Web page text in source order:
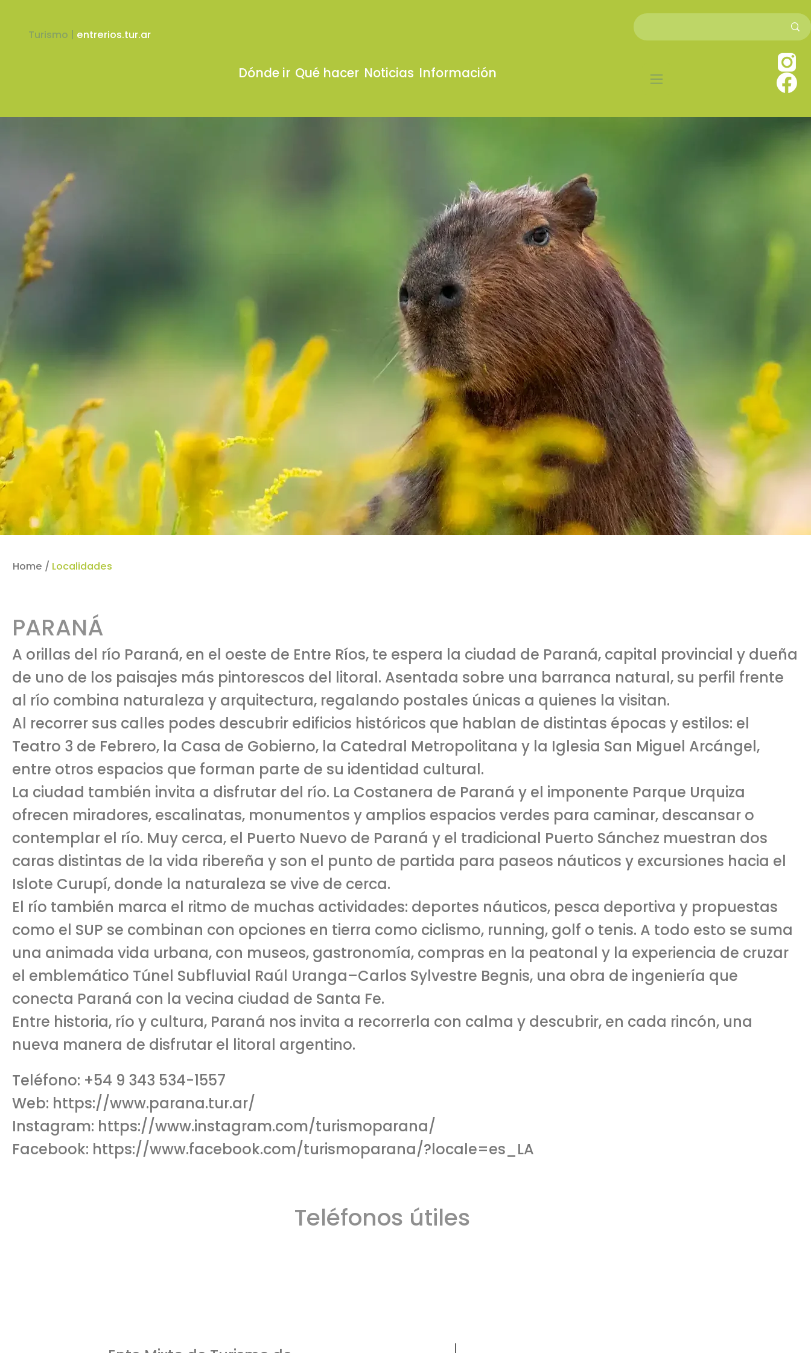
Dónde ir Qué hacer Noticias Información
Turismo | entrerios.tur.ar
Home / Localidades
PARANÁ
A orillas del río Paraná, en el oeste de Entre Ríos, te espera la ciudad de Paraná, capital provincial y dueña
de uno de los paisajes más pintorescos del litoral. Asentada sobre una barranca natural, su perfil frente
al río combina naturaleza y arquitectura, regalando postales únicas a quienes la visitan.
Al recorrer sus calles podes descubrir edificios históricos que hablan de distintas épocas y estilos: el
Teatro 3 de Febrero, la Casa de Gobierno, la Catedral Metropolitana y la Iglesia San Miguel Arcángel,
entre otros espacios que forman parte de su identidad cultural.
La ciudad también invita a disfrutar del río. La Costanera de Paraná y el imponente Parque Urquiza
ofrecen miradores, escalinatas, monumentos y amplios espacios verdes para caminar, descansar o
contemplar el río. Muy cerca, el Puerto Nuevo de Paraná y el tradicional Puerto Sánchez muestran dos
caras distintas de la vida ribereña y son el punto de partida para paseos náuticos y excursiones hacia el
Islote Curupí, donde la naturaleza se vive de cerca.
El río también marca el ritmo de muchas actividades: deportes náuticos, pesca deportiva y propuestas
como el SUP se combinan con opciones en tierra como ciclismo, running, golf o tenis. A todo esto se suma
una animada vida urbana, con museos, gastronomía, compras en la peatonal y la experiencia de cruzar
el emblemático Túnel Subfluvial Raúl Uranga–Carlos Sylvestre Begnis, una obra de ingeniería que
conecta Paraná con la vecina ciudad de Santa Fe.
Entre historia, río y cultura, Paraná nos invita a recorrerla con calma y descubrir, en cada rincón, una
nueva manera de disfrutar el litoral argentino.
Teléfono: +54 9 343 534-1557
Web: https://www.parana.tur.ar/
Instagram: https://www.instagram.com/turismoparana/
Facebook: https://www.facebook.com/turismoparana/?locale=es_LA
Teléfonos útiles